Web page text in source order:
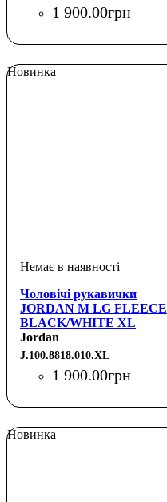
1 900.00грн
Новинка
Чоловічі рукавички
JORDAN M LG FLEECE
BLACK/WHITE XL
Jordan
J.100.8818.010.XL
1 900.00грн
Новинка